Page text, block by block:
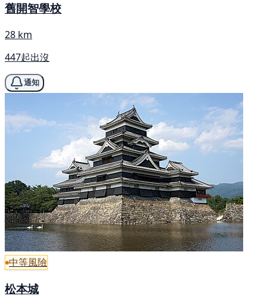
舊開智學校
28 km
447起出沒
通知
中等風險
松本城